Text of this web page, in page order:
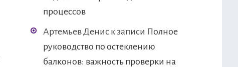
процессов
Артемьев Дениск записи Полное
руководство по остеклению
балконов: важность проверки на